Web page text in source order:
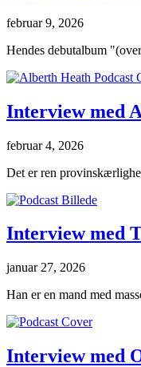
februar 9, 2026
Hendes debutalbum
Interview med
februar 4, 2026
Det er ren
Interview med
januar 27, 2026
Han er en mand med
Interview med